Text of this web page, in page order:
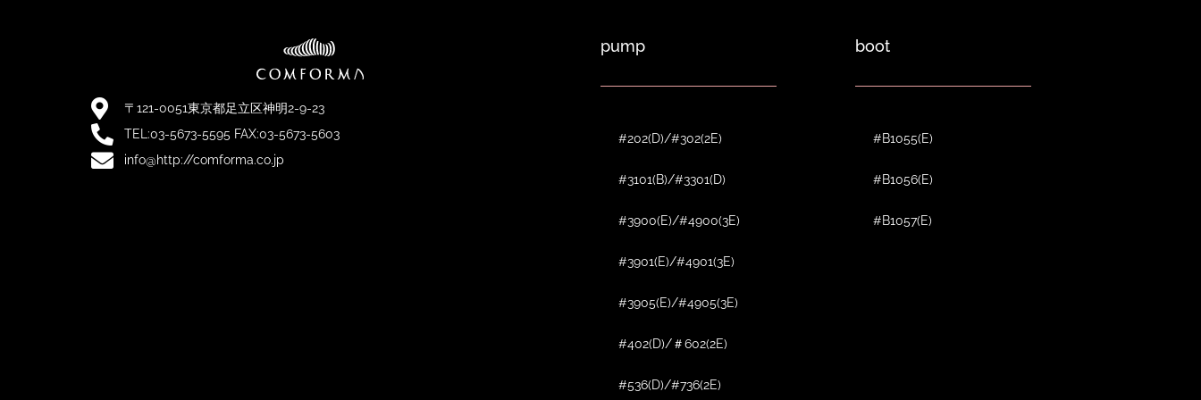
〒121-0051東京都足立区神明2-9-23
TEL:03-5673-5595 FAX:03-5673-5603
info@http://comforma.co.jp
pump
#202(D)/#302(2E)
#3101(B)/#3301(D)
#3900(E)/#4900(3E)
#3901(E)/#4901(3E)
#3905(E)/#4905(3E)
#402(D)/＃602(2E)
#536(D)/#736(2E)
boot
#B1055(E)
#B1056(E)
#B1057(E)